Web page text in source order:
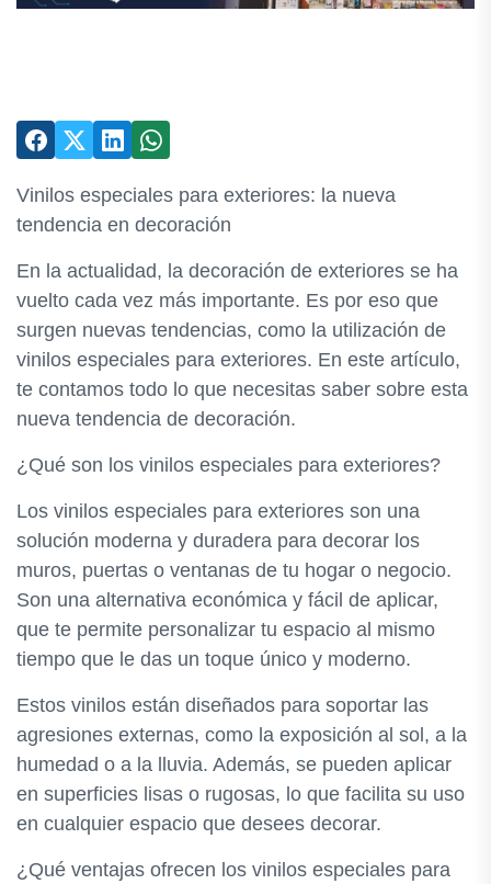
Vinilos especiales para exteriores: la nueva
tendencia en decoración
En la actualidad, la decoración de exteriores se ha
vuelto cada vez más importante. Es por eso que
surgen nuevas tendencias, como la utilización de
vinilos especiales para exteriores. En este artículo,
te contamos todo lo que necesitas saber sobre esta
nueva tendencia de decoración.
¿Qué son los vinilos especiales para exteriores?
Los vinilos especiales para exteriores son una
solución moderna y duradera para decorar los
muros, puertas o ventanas de tu hogar o negocio.
Son una alternativa económica y fácil de aplicar,
que te permite personalizar tu espacio al mismo
tiempo que le das un toque único y moderno.
Estos vinilos están diseñados para soportar las
agresiones externas, como la exposición al sol, a la
humedad o a la lluvia. Además, se pueden aplicar
en superficies lisas o rugosas, lo que facilita su uso
en cualquier espacio que desees decorar.
¿Qué ventajas ofrecen los vinilos especiales para